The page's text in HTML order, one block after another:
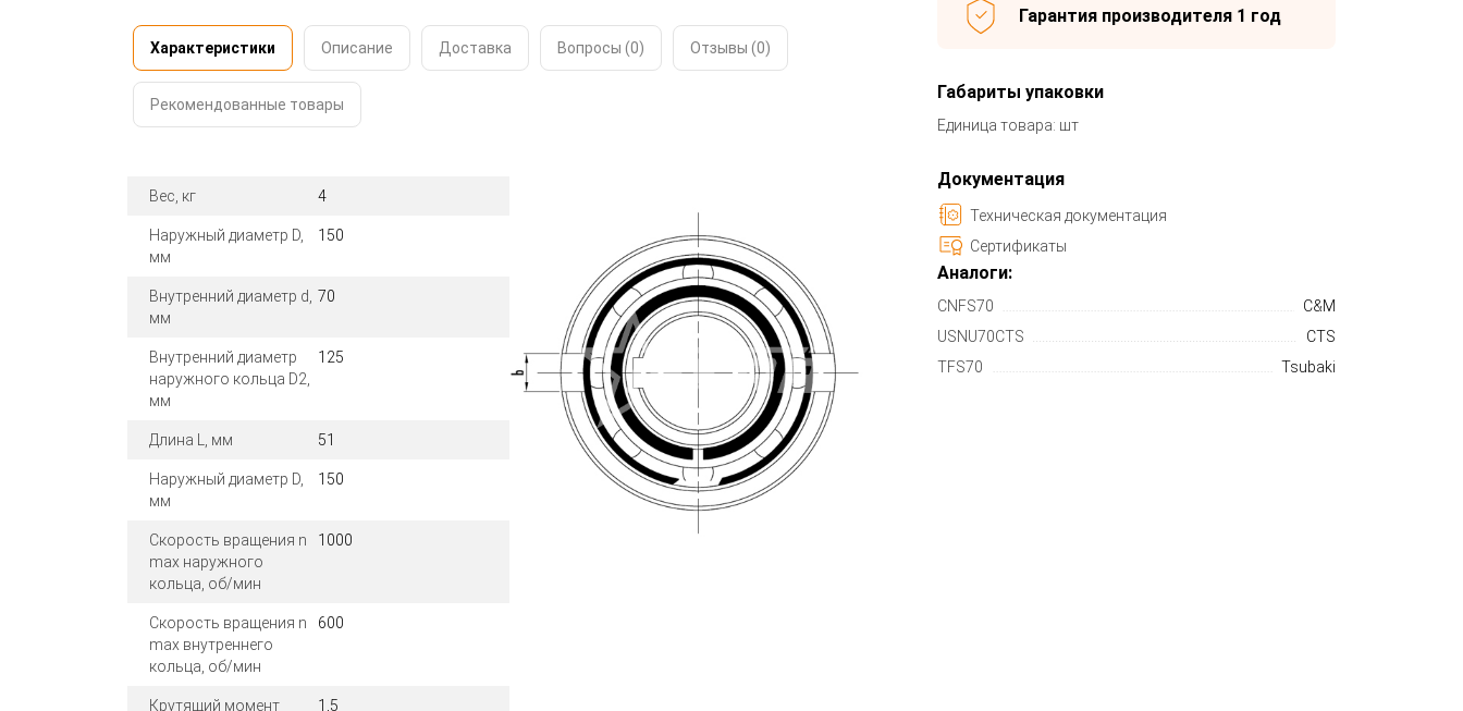
Характеристики Описание Доставка Вопросы (0) Отзывы (0)
Рекомендованные товары
Вес, кг 4
Наружный диаметр D,
мм
150
Внутренний диаметр d,
мм
70
Внутренний диаметр
наружного кольца D2,
мм
125
Длина L, мм 51
Наружный диаметр D,
мм
150
Скорость вращения n
max наружного
кольца, об/мин
1000
Скорость вращения n
max внутреннего
кольца, об/мин
600
Крутящий момент
1,5
Гарантия производителя 1 год
Габариты упаковки
Единица товара: шт
Документация
Техническая документация
Сертификаты
Аналоги:
CNFS70
C&M
USNU70CTS
CTS
TFS70
Tsubaki